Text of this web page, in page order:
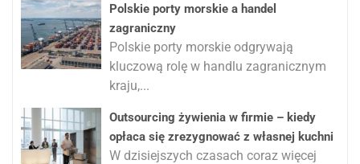
Polskie porty morskie a handel
zagraniczny
Polskie porty morskie odgrywają
kluczową rolę w handlu zagranicznym
kraju,...
Outsourcing żywienia w firmie – kiedy
opłaca się zrezygnować z własnej kuchni
W dzisiejszych czasach coraz więcej